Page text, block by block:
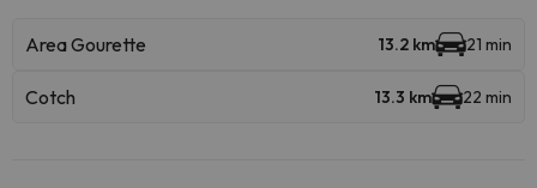
Area Gourette 13.2 km 21 min
Cotch 13.3 km 22 min